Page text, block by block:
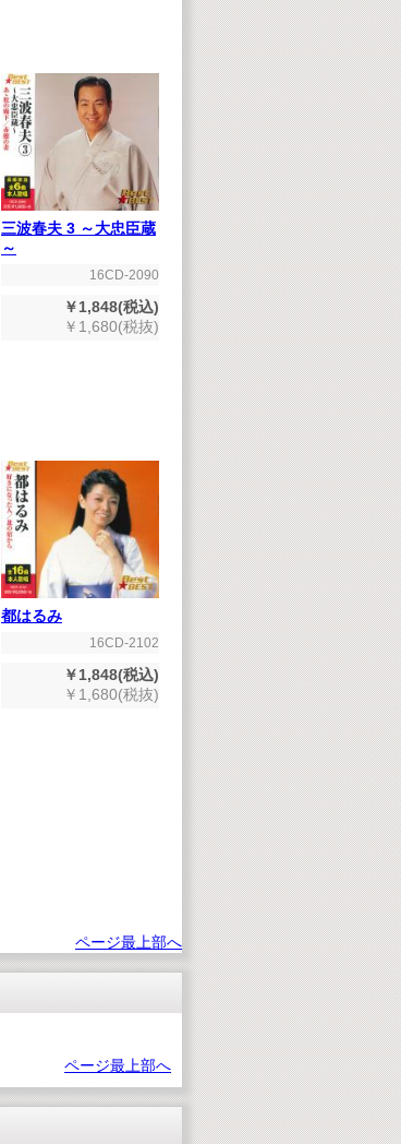
三波春夫 3 ～大忠臣蔵
～
16CD-2090
￥1,848(税込)
￥1,680(税抜)
都はるみ
16CD-2102
￥1,848(税込)
￥1,680(税抜)
ページ最上部へ
ページ最上部へ